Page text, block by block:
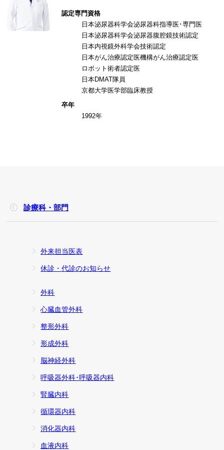
認定専門資格
日本泌尿器科学会泌尿器科指導医･専門医
日本泌尿器科学会泌尿器腹腔鏡技術認定
日本内視鏡外科学会技術認定
日本がん治療認定医機構がん治療認定医
ロボット術者認定医
日本DMAT隊員
京都大学医学部臨床教授
卒年
1992年
診療科・部門
外来担当医表
休診・代診のお知らせ
外科
心臓血管外科
整形外科
形成外科
脳神経外科
呼吸器外科･呼吸器内科
腎臓内科
循環器内科
消化器内科
血液内科